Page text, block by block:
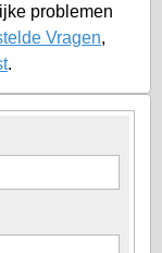
problemen
Vragen,
.